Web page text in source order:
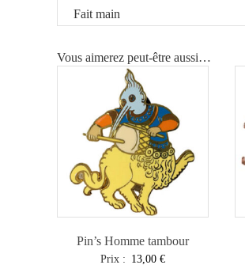
Fait main
Vous aimerez peut-être aussi…
Pin’s Homme tambour
Prix : 13,00 €